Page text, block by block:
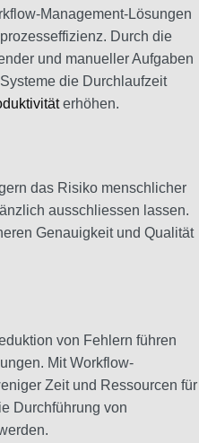
Management-Lösungen
Durch die
und manueller Aufgaben
die Durchlaufzeit
erhöhen.
das Risiko menschlicher
ausschliessen lassen.
Genauigkeit und Qualität
von Fehlern führen
Mit Workflow-
Zeit und Ressourcen für
Durchführung von